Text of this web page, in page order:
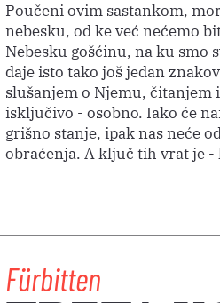
Poučeni ovim sastankom,
nebesku, od ke već nećemo
Nebesku gošćinu, na ku smo
daje isto tako još jedan
slušanjem o Njemu,
isključivo - osobno. Iako će
grišno stanje, ipak nas neće
obraćenja. A ključ tih vrat je -
Fürbitten